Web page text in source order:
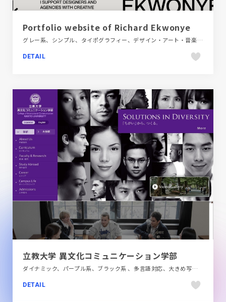
Portfolio website of Richard Ekwonye
グレー系、シンプル、タイポグラフィー、デザイン・アート・音楽・文芸、フラットデザイン、ポートフォリオ、海外サイト
DETAIL
立教大学 異文化コミュニケーション学部
ダイナミック、パープル系、ブラック系 、多言語対応、大きめ写真、教育・学校、施設・店舗サイト
DETAIL